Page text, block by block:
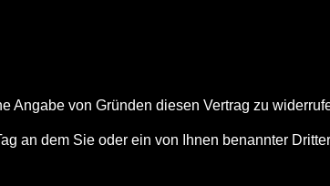
Angabe von Gründen diesen Vertrag zu
an dem Sie oder ein von Ihnen benannter